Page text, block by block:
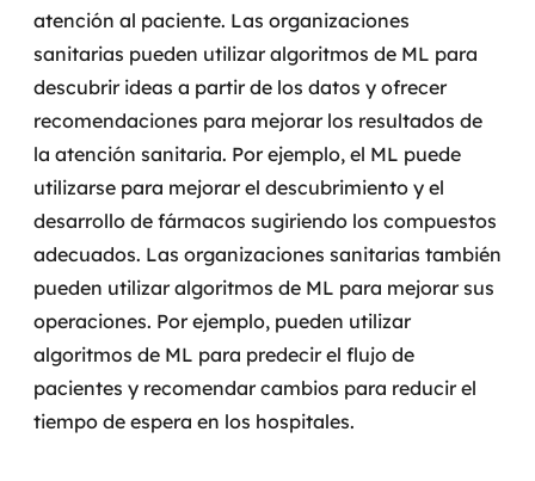
atención al paciente. Las organizaciones
sanitarias pueden utilizar algoritmos de ML para
descubrir ideas a partir de los datos y ofrecer
recomendaciones para mejorar los resultados de
la atención sanitaria. Por ejemplo, el ML puede
utilizarse para mejorar el descubrimiento y el
desarrollo de fármacos sugiriendo los compuestos
adecuados. Las organizaciones sanitarias también
pueden utilizar algoritmos de ML para mejorar sus
operaciones. Por ejemplo, pueden utilizar
algoritmos de ML para predecir el flujo de
pacientes y recomendar cambios para reducir el
tiempo de espera en los hospitales.